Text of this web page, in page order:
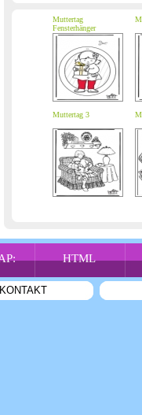
Muttertag
Fensterhänger
Muttertag 3
HTML
KONTAKT